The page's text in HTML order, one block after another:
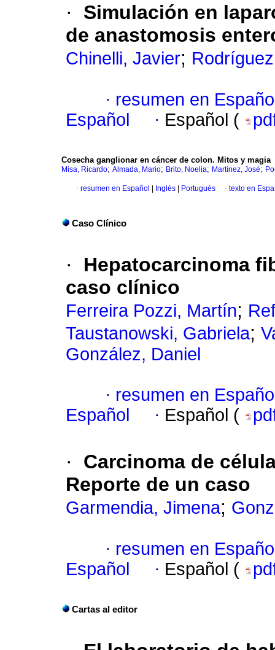
·
Simulación en
de anastomosis
Chinelli, Javier;
· resumen en
Español
· Español (
Cosecha ganglionar en cáncer de colon. Mitos y magia
Misa, Ricardo; Almada, Mario; Brito, Noelia; Martínez, José;
· resumen en Español Inglés Portugués · texto en
Caso Clínico
·
Hepatocarcinoma
caso clínico
Ferreira Pozzi, Martín;
Taustanowski, Gabriela;
González, Daniel
· resumen en
Español
· Español (
·
Carcinoma de
Reporte de un caso
Garmendia, Jimena;
· resumen en
Español
· Español (
Cartas al editor